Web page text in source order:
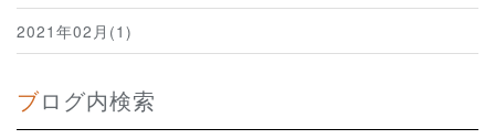
2021年02月(1)
ブログ内検索